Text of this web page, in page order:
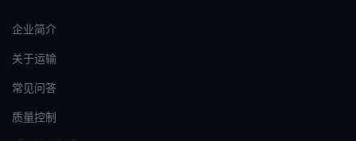
企业简介
关于运输
常见问答
质量控制